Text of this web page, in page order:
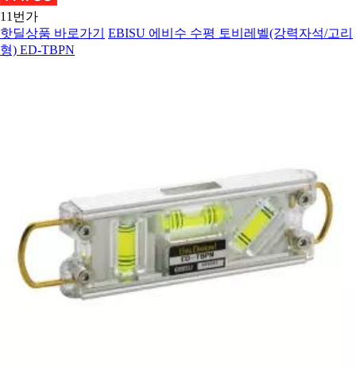
11번가
핫딜상품 바로가기
EBISU 에비수 수평 토비레벨(강력자석/고리
형) ED-TBPN